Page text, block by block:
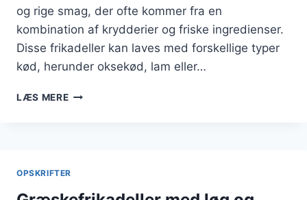
og rige smag, der ofte kommer fra en
kombination af krydderier og friske ingredienser.
Disse frikadeller kan laves med forskellige typer
kød, herunder oksekød, lam eller…
LÆS MEREGRÆSKEFRIKADELLER
OPSKRIFTER